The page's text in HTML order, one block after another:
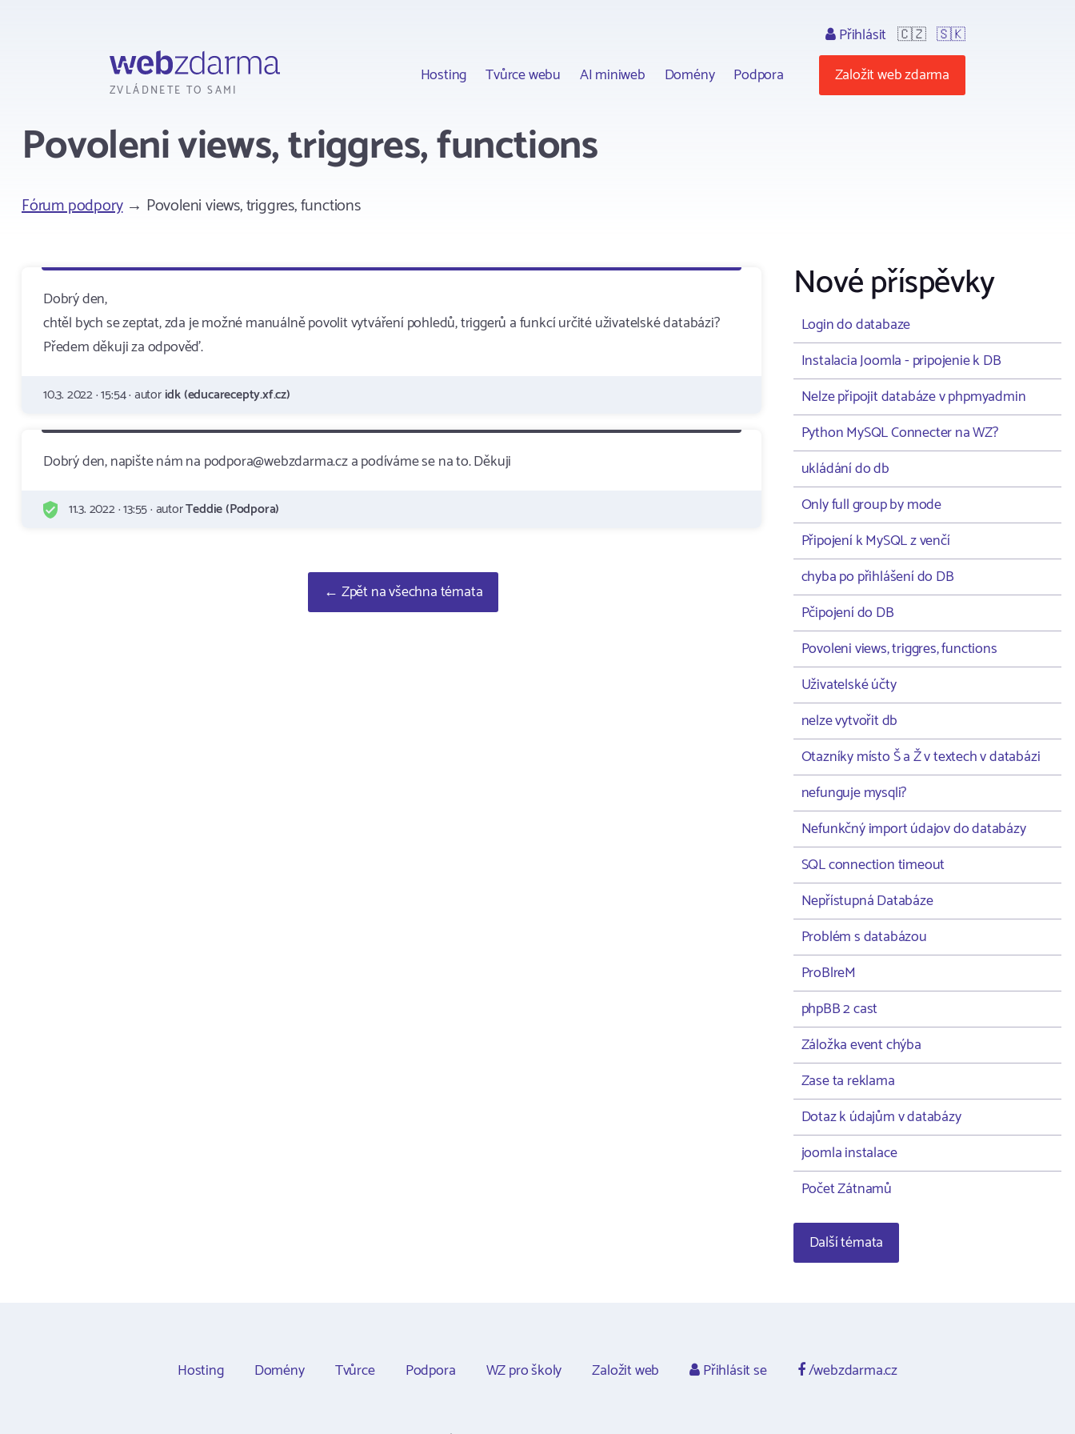
ZVLÁDNETE TO SAMI
Hosting Tvůrce webu AI miniweb Domény Podpora
Přihlásit 🇨🇿 🇸🇰
Založit web zdarma
Povoleni views, triggres, functions
Fórum podpory→ Povoleni views, triggres, functions
Dobrý den,
chtěl bych se zeptat, zda je možné manuálně povolit vytváření pohledů, triggerů a funkcí určité uživatelské databázi?
Předem děkuji za odpověď.
10.3. 2022 · 15:54 · autoridk (educarecepty.xf.cz)
Dobrý den, napište nám na podpora@webzdarma.cz a podíváme se na to. Děkuji
11.3. 2022 · 13:55 · autorTeddie (Podpora)
← Zpět na všechna témata
Nové příspěvky
Login do databaze
Instalacia Joomla - pripojenie k DB
Nelze připojit databáze v phpmyadmin
Python MySQL Connecter na WZ?
ukládání do db
Only full group by mode
Připojení k MySQL z venčí
chyba po přihlášení do DB
Pčipojení do DB
Povoleni views, triggres, functions
Uživatelské účty
nelze vytvořit db
Otazníky místo Š a Ž v textech v databázi
nefunguje mysqli?
Nefunkčný import údajov do databázy
SQL connection timeout
Nepřístupná Databáze
Problém s databázou
ProBlreM
phpBB 2 cast
Záložka event chýba
Zase ta reklama
Dotaz k údajům v databázy
joomla instalace
Počet Zátnamů
Další témata
Hosting Domény Tvůrce Podpora WZ pro školy Založit web Přihlásit se /webzdarma.cz